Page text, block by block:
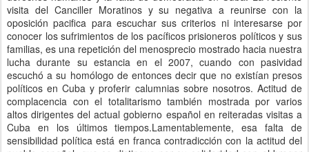
visita del Canciller Moratinos y su negativa a reunirse con la
oposición pacifica para escuchar sus criterios ni interesarse por
conocer los sufrimientos de los pacíficos prisioneros políticos y sus
familias, es una repetición del menosprecio mostrado hacia nuestra
lucha durante su estancia en el 2007, cuando con pasividad
escuchó a su homólogo de entonces decir que no existían presos
políticos en Cuba y proferir calumnias sobre nosotros. Actitud de
complacencia con el totalitarismo también mostrada por varios
altos dirigentes del actual gobierno español en reiteradas visitas a
Cuba en los últimos tiempos.Lamentablemente, esa falta de
sensibilidad política está en franca contradicción con la actitud del